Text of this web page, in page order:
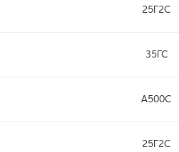
25Г2С
35ГС
А500С
25Г2С